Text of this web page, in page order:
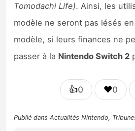
Tomodachi Life). Ainsi, les
modèle ne seront pas lésés
modèle, si leurs finances ne
passer à la Nintendo Switch 2
👍0 ❤️0
Publié dansActualités Nintendo,